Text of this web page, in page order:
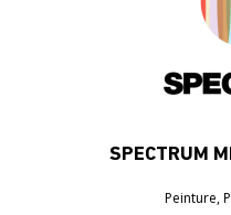
SPECTRUM
Peinture,